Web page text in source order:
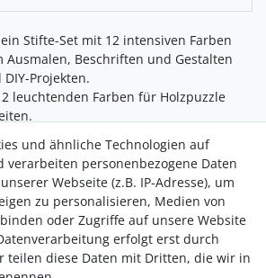
Stifte-Set mit 12 intensiven Farben
Ausmalen, Beschriften und Gestalten
Projekten.
leuchtenden Farben für Holzpuzzle
für individuelle Gestaltung.
saubere Linien ohne Verlaufen oder
und zuverlässige Haftung auf
Einsatz allein, mit Kindern oder als
Geschenke.
und ähnliche Technologien auf
verarbeiten personenbezogene Daten
Webseite (z.B. IP-Adresse), um
zu personalisieren, Medien von
oder Zugriffe auf unsere Website
erfolgt erst durch
teilen diese Daten mit Dritten, die wir in